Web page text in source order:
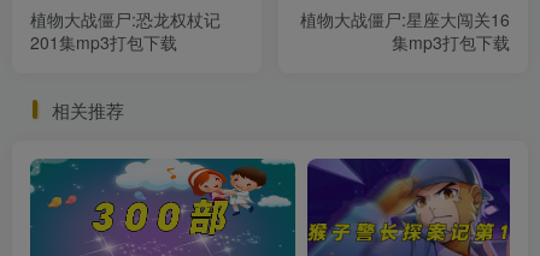
植物大战僵尸:恐龙权杖记
201集mp3打包下载
植物大战僵尸:星座大闯关16
集mp3打包下载
相关推荐